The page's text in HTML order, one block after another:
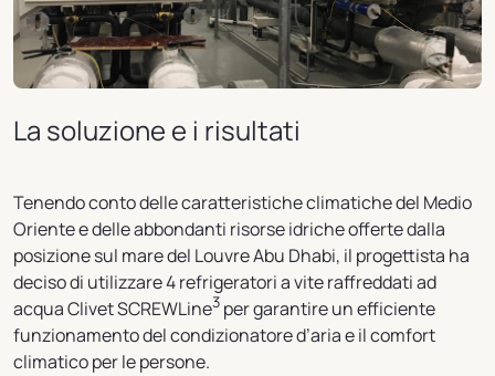
La soluzione e i risultati
Tenendo conto delle caratteristiche climatiche del Medio
Oriente e delle abbondanti risorse idriche offerte dalla
posizione sul mare del Louvre Abu Dhabi, il progettista ha
deciso di utilizzare 4 refrigeratori a vite raffreddati ad
acqua Clivet SCREWLine3 per garantire un efficiente
funzionamento del condizionatore d’aria e il comfort
climatico per le persone.